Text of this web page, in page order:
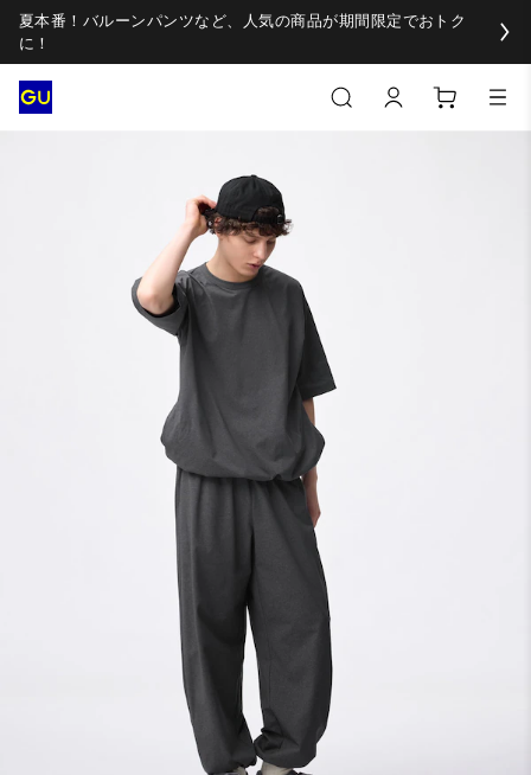
夏本番！バルーンパンツなど、人気の商品が期間限定でおトク
に！